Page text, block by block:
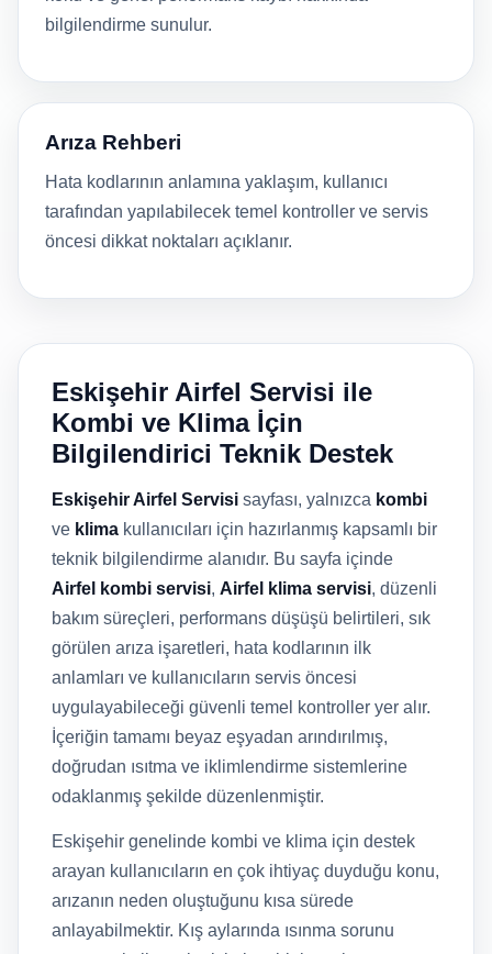
bilgilendirme sunulur.
Arıza Rehberi
Hata kodlarının anlamına yaklaşım, kullanıcı
tarafından yapılabilecek temel kontroller ve servis
öncesi dikkat noktaları açıklanır.
Eskişehir Airfel Servisi ile
Kombi ve Klima İçin
Bilgilendirici Teknik Destek
Eskişehir Airfel Servisi sayfası, yalnızca kombi
ve klima kullanıcıları için hazırlanmış kapsamlı bir
teknik bilgilendirme alanıdır. Bu sayfa içinde
Airfel kombi servisi, Airfel klima servisi, düzenli
bakım süreçleri, performans düşüşü belirtileri, sık
görülen arıza işaretleri, hata kodlarının ilk
anlamları ve kullanıcıların servis öncesi
uygulayabileceği güvenli temel kontroller yer alır.
İçeriğin tamamı beyaz eşyadan arındırılmış,
doğrudan ısıtma ve iklimlendirme sistemlerine
odaklanmış şekilde düzenlenmiştir.
Eskişehir genelinde kombi ve klima için destek
arayan kullanıcıların en çok ihtiyaç duyduğu konu,
arızanın neden oluştuğunu kısa sürede
anlayabilmektir. Kış aylarında ısınma sorunu